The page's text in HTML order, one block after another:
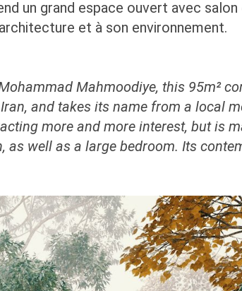
un grand espace ouvert avec salon
et à son environnement.
Mahmoodiye, this 95m²
and takes its name from a local
more and more interest, but is
well as a large bedroom. Its